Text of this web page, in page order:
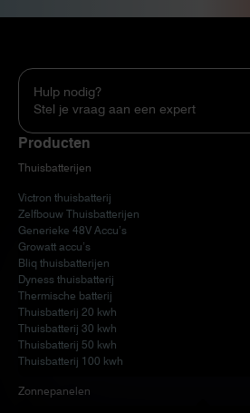
Hulp nodig?
Stel je vraag aan een expert
Producten
Thuisbatterijen
Victron thuisbatterij
Zelfbouw Thuisbatterijen
Generieke 48V Accu’s
Growatt accu’s
Bliq thuisbatterijen
Dyness thuisbatterij
Thermische batterij
Thuisbatterij 20 kwh
Thuisbatterij 30 kwh
Thuisbatterij 50 kwh
Thuisbatterij 100 kwh
Zonnepanelen